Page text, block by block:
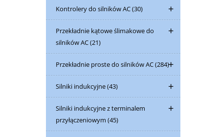
Kontrolery do silników AC(30)
Przekładnie kątowe ślimakowe do
silników AC(21)
Przekładnie proste do silników AC(284)
Silniki indukcyjne(43)
Silniki indukcyjne z terminalem
przyłączeniowym (45)